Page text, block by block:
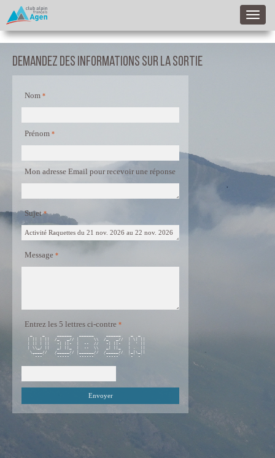
Demandez des informations sur la sortie
Nom
Prénom
Mon adresse Email pour recevoir une réponse
Sujet
Message
Entrez les 5 lettres ci-contre
| || | ||  /_   _// |      \\  /_   _//  | \| ||
| || | ||   -| ||-  |  --  //   -| ||-   |  ' ||
| \\_/ ||   _| ||_  |  --  \\   _| ||_   | .  ||
\____//   /_____// |______//  /_____//  |_|\_||
  `---`    `-----`  `------`   `-----`   `-` -`